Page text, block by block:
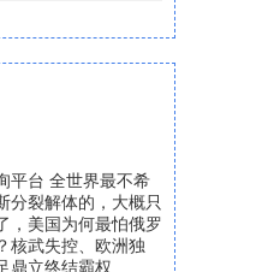
平台 全世界最不希
分裂解体的，大概只
，美国为何最怕俄罗
核武失控、欧洲独
鼎立终结霸权